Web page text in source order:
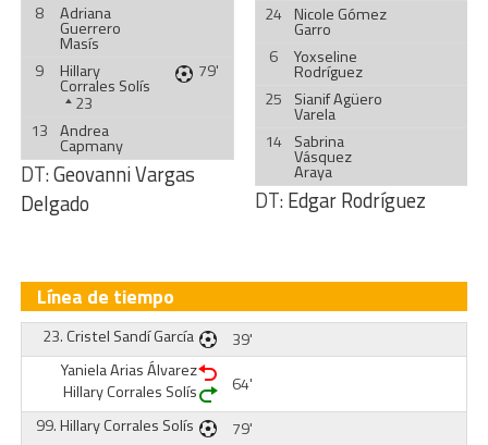
8
Adriana
Guerrero
Masís
9
Hillary
Corrales Solís
23
79'
13 Andrea
Capmany
DT:Geovanni Vargas
Delgado
24 Nicole Gómez
Garro
6
Yoxseline
Rodríguez
25 Sianif Agüero
Varela
14 Sabrina
Vásquez
Araya
DT:Edgar Rodríguez
Línea de tiempo
23.Cristel Sandí García
39'
Yaniela Arias Álvarez
Hillary Corrales Solís
64'
99.Hillary Corrales Solís
79'